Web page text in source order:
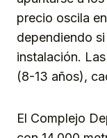
precio oscila
dependiendo
instalación.
(8-13 años),
El Complejo